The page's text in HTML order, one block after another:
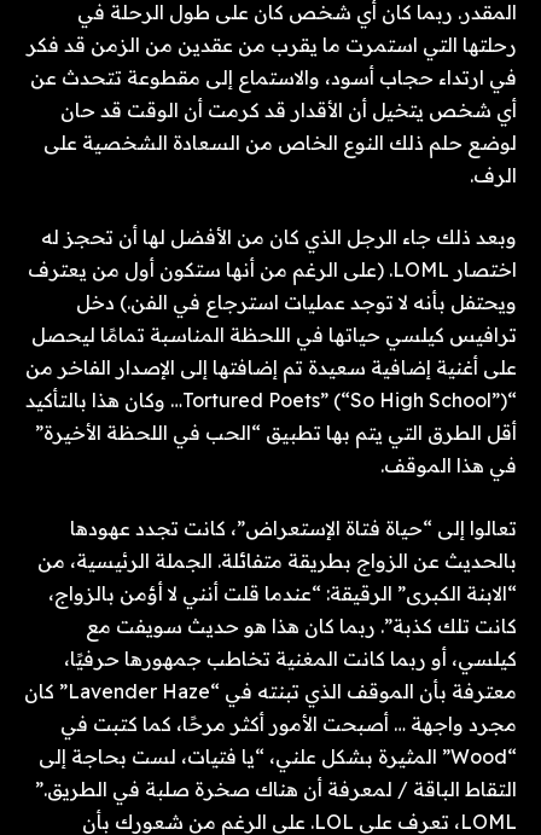
المقدر. ربما كان أي شخص كان على طول الرحلة في
رحلتها التي استمرت ما يقرب من عقدين من الزمن قد فكر
في ارتداء حجاب أسود، والاستماع إلى مقطوعة تتحدث عن
أي شخص يتخيل أن الأقدار قد كرمت أن الوقت قد حان
لوضع حلم ذلك النوع الخاص من السعادة الشخصية على
الرف.
وبعد ذلك جاء الرجل الذي كان من الأفضل لها أن تحجز له
اختصار LOML. (على الرغم من أنها ستكون أول من يعترف
ويحتفل بأنه لا توجد عمليات استرجاع في الفن.) دخل
ترافيس كيلسي حياتها في اللحظة المناسبة تمامًا ليحصل
على أغنية إضافية سعيدة تم إضافتها إلى الإصدار الفاخر من
“Tortured Poets” (“So High School”)… وكان هذا بالتأكيد
أقل الطرق التي يتم بها تطبيق “الحب في اللحظة الأخيرة”
في هذا الموقف.
تعالوا إلى “حياة فتاة الإستعراض”، كانت تجدد عهودها
بالحديث عن الزواج بطريقة متفائلة. الجملة الرئيسية، من
“الابنة الكبرى” الرقيقة: “عندما قلت أنني لا أؤمن بالزواج،
كانت تلك كذبة”. ربما كان هذا هو حديث سويفت مع
كيلسي، أو ربما كانت المغنية تخاطب جمهورها حرفيًا،
معترفة بأن الموقف الذي تبنته في “Lavender Haze” كان
مجرد واجهة … أصبحت الأمور أكثر مرحًا، كما كتبت في
“Wood” المثيرة بشكل علني، “يا فتيات، لست بحاجة إلى
التقاط الباقة / لمعرفة أن هناك صخرة صلبة في الطريق.”
LOML، تعرف على LOL. على الرغم من شعورك بأن